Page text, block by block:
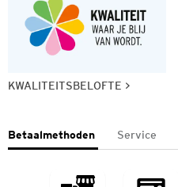
KWALITEITSBELOFTE
Betaalmethoden Service